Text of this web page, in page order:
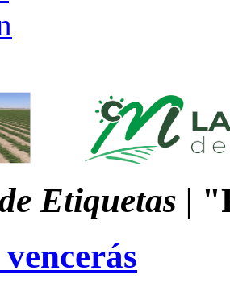
Etiquetas |